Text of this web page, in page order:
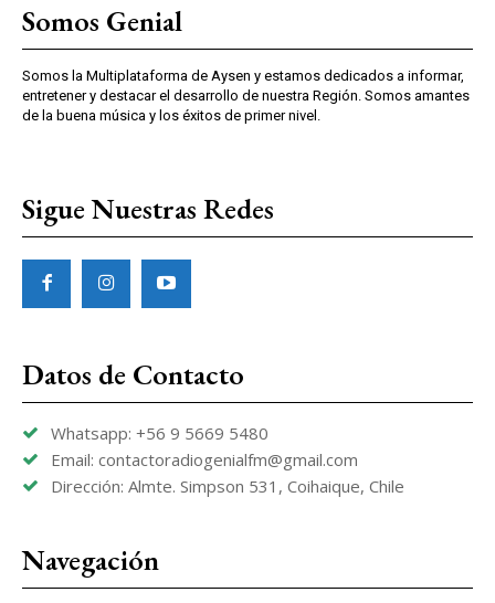
Somos Genial
Somos la Multiplataforma de Aysen y estamos dedicados a informar,
entretener y destacar el desarrollo de nuestra Región. Somos amantes
de la buena música y los éxitos de primer nivel.
Sigue Nuestras Redes
Datos de Contacto
Whatsapp: +56 9 5669 5480
Email: contactoradiogenialfm@gmail.com
Dirección: Almte. Simpson 531, Coihaique, Chile
Navegación